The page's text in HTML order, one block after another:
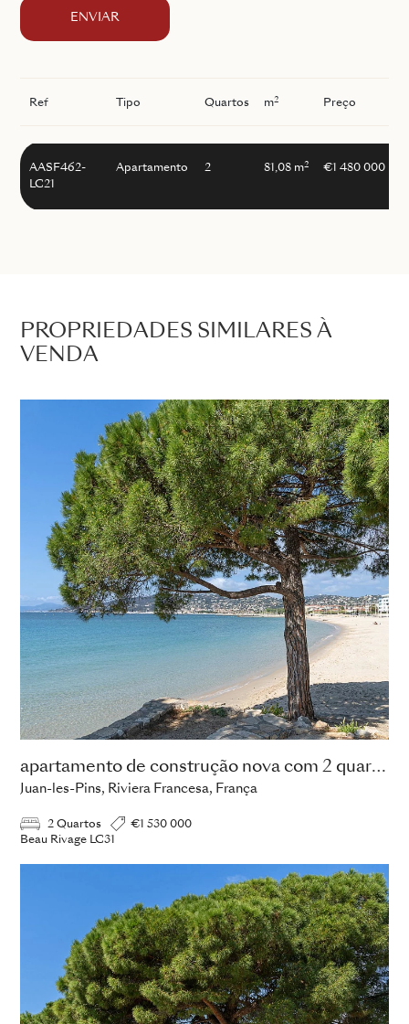
ENVIAR
Ref Tipo Quartos m2 Preço
AASF462-
LC21
Apartamento 2 81,08 m2 €1 480 000
PROPRIEDADES SIMILARES À
VENDA
apartamento de construção nova com 2 quartos
Juan-les-Pins, Riviera Francesa, França
2 Quartos
€1 530 000
Beau Rivage LC31